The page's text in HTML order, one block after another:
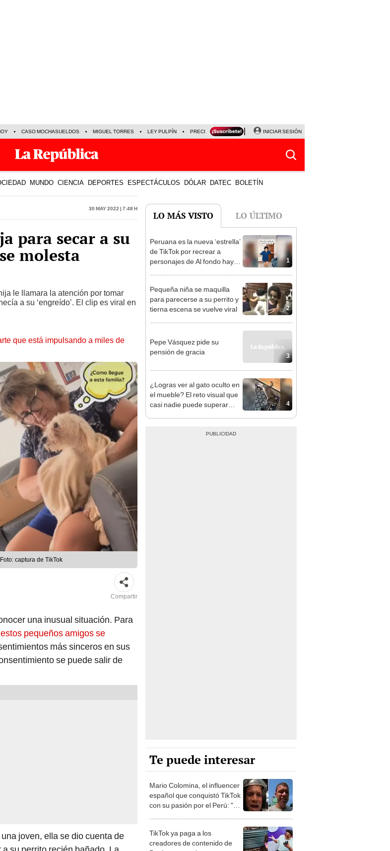
CASO MOCHASUELDOS MIGUEL TORRES LEY PULPÍN PRECIO DEL DÓLAR CORTE DE LUZ VIERNES 7 DE AGOSTO
INICIAR SESIÓN
MUNDO CIENCIA DEPORTES ESPECTÁCULOS DÓLAR DATEC BOLETÍN
30 May 2022 | 7:48 h
para secar a su
molesta
le llamara la atención por tomar
a su ‘engreído’. El clip es viral en
que está impulsando a miles de
captura de TikTok
Compartir
una inusual situación. Para
estos pequeños amigos se
más sinceros en sus
se puede salir de
joven, ella se dio cuenta de
LO MÁS VISTO LO ÚLTIMO
1
Peruana es la nueva ‘estrella’
de TikTok por recrear a
personajes de Al fondo hay
2
Pequeña niña se maquilla
para parecerse a su perrito y
tierna escena se vuelve viral
3
Pepe Vásquez pide su
pensión de gracia
4
¿Logras ver al gato oculto en
el mueble? El reto visual que
casi nadie puede superar
Te puede interesar
Mario Colomina, el influencer
español que conquistó TikTok
con su pasión por el Perú: "Mi
TikTok ya paga a los
creadores de contenido de